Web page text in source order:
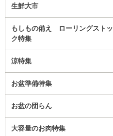
生鮮大市
もしもの備え ローリングストッ
ク特集
涼特集
お盆準備特集
お盆の団らん
大容量のお肉特集